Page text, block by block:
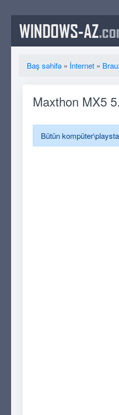
WINDOWS-AZ
Baş səhifə » İnternet »
Maxthon MX5
Bütün